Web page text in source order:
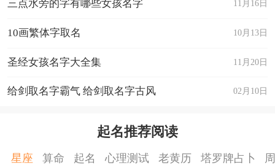
8. 宝藏
9. 财富
12. 金笼
15. 金饭
11月16日
三点水旁的字有哪些女孩名字
10月13日
10画繁体字取名
11月20日
圣经女孩名字大全集
02月10日
给剑取名字霸气 给剑取名字古风
起名推荐阅读
星座 算命 起名 心理测试 老黄历 塔罗牌占卜